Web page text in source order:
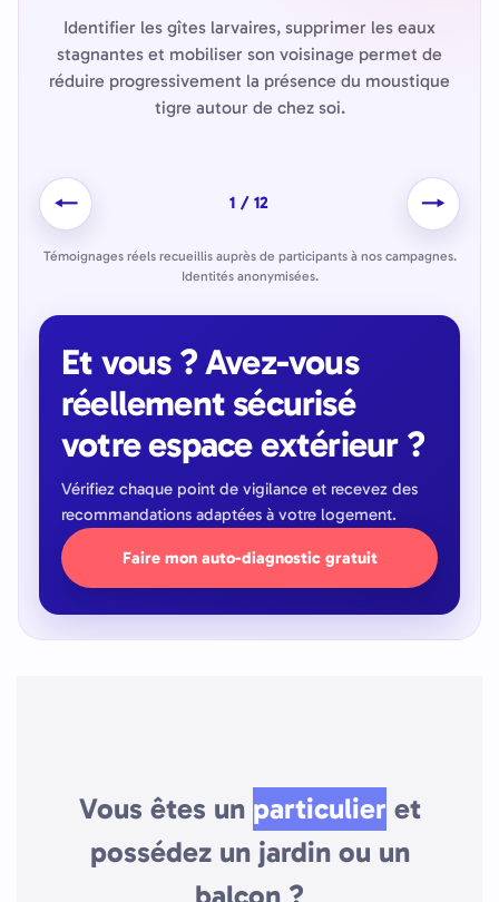
Identifier les gîtes larvaires, supprimer les eaux
stagnantes et mobiliser son voisinage permet de
réduire progressivement la présence du moustique
tigre autour de chez soi.
← 1 / 12 →
Témoignages réels recueillis auprès de participants à nos campagnes.
Identités anonymisées.
Et vous ? Avez-vous
réellement sécurisé
votre espace extérieur ?
Vérifiez chaque point de vigilance et recevez des
recommandations adaptées à votre logement.
Faire mon auto-diagnostic gratuit
Vous êtes un particulier et
possédez un jardin ou un